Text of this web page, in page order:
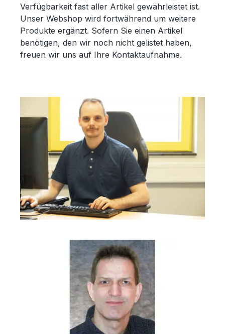
Verfügbarkeit fast aller Artikel gewährleistet ist.
Unser Webshop wird fortwährend um weitere
Produkte ergänzt. Sofern Sie einen Artikel
benötigen, den wir noch nicht gelistet haben,
freuen wir uns auf Ihre Kontaktaufnahme.